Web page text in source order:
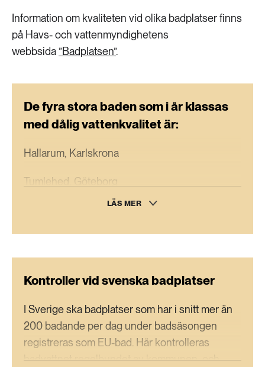
Information om kvaliteten vid olika badplatser finns
på Havs- och vattenmyndighetens
webbsida”Badplatsen”.
De fyra stora baden som i år klassas
med dålig vattenkvalitet är:
Hallarum, Karlskrona
Tumlehed, Göteborg
Vikingstrand, Helsingborg
badsäsongen 2026
LÄS MER
Kontroller vid svenska badplatser
I Sverige ska badplatser som har i snitt mer än
200 badande per dag under badsäsongen
registreras som EU-bad. Här kontrolleras
badvattnet regelbundet av kommunen, och